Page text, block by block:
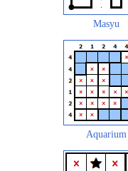
Masyu
Aquarium